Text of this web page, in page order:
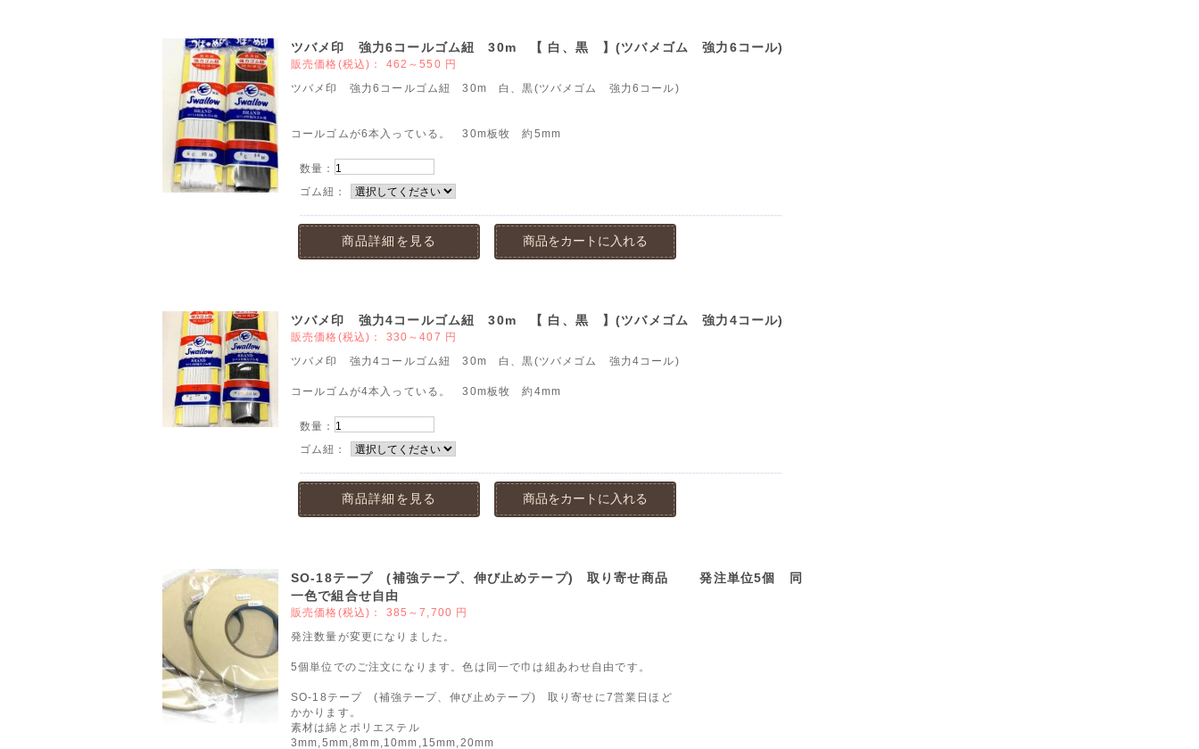
ツバメ印 強力6コールゴム紐 30m 【 白、黒 】(ツバメゴム 強力6コール)
販売価格(税込)： 462～550 円
ツバメ印 強力6コールゴム紐 30m 白、黒(ツバメゴム 強力6コール)
コールゴムが6本入っている。 30m板牧 約5mm
数量：
ゴム紐：
商品詳細を見る 商品をカートに入れる
ツバメ印 強力4コールゴム紐 30m 【 白、黒 】(ツバメゴム 強力4コール)
販売価格(税込)： 330～407 円
ツバメ印 強力4コールゴム紐 30m 白、黒(ツバメゴム 強力4コール)
コールゴムが4本入っている。 30m板牧 約4mm
数量：
ゴム紐：
商品詳細を見る 商品をカートに入れる
SO-18テープ (補強テープ、伸び止めテープ) 取り寄せ商品 発注単位5個 同
一色で組合せ自由
販売価格(税込)： 385～7,700 円
発注数量が変更になりました。
5個単位でのご注文になります。色は同一で巾は組あわせ自由です。
SO-18テープ (補強テープ、伸び止めテープ) 取り寄せに7営業日ほど
かかります。
素材は綿とポリエステル
3mm,5mm,8mm,10mm,15mm,20mm